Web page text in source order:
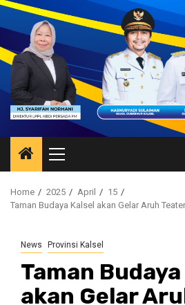
Primary
Menu
Home 2025 April
15
Taman Budaya Kalsel akan Gelar Aruh Teater
News Provinsi Kalsel
Taman
akan Gelar